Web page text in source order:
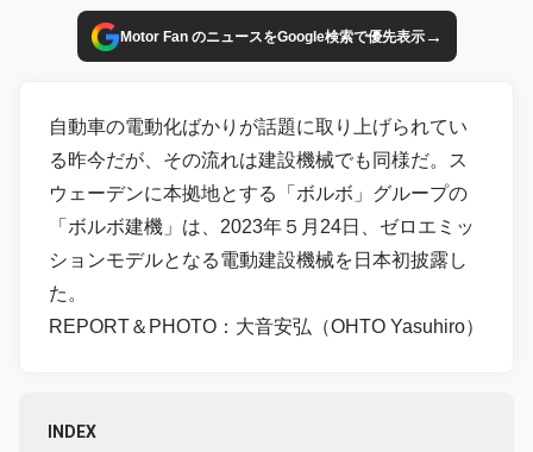
Motor Fan のニュースをGoogle検索で優先表示→
自動車の電動化ばかりが話題に取り上げられてい
る昨今だが、その流れは建設機械でも同様だ。ス
ウェーデンに本拠地とする「ボルボ」グループの
「ボルボ建機」は、2023年５月24日、ゼロエミッ
ションモデルとなる電動建設機械を日本初披露し
た。
REPORT＆PHOTO：大音安弘（OHTO Yasuhiro）
INDEX